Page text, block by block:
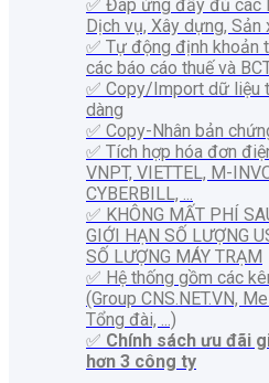
✅ Đáp ứng đầy đủ các
Dịch vụ, Xây dựng, Sản
✅ Tự động định khoản
các báo cáo thuế và
✅ Copy/Import dữ liệu
dàng
✅ Copy-Nhân bản
✅ Tích hợp hóa đơn
VNPT, VIETTEL, M-
CYBERBILL, ...
✅ KHÔNG MẤT PHÍ
GIỚI HẠN SỐ LƯỢNG
SỐ LƯỢNG MÁY TRẠM
✅ Hệ thống gồm các
(Group CNS.NET.VN,
Tổng đài, ...)
✅ Chính sách ưu đãi
hơn 3 công ty